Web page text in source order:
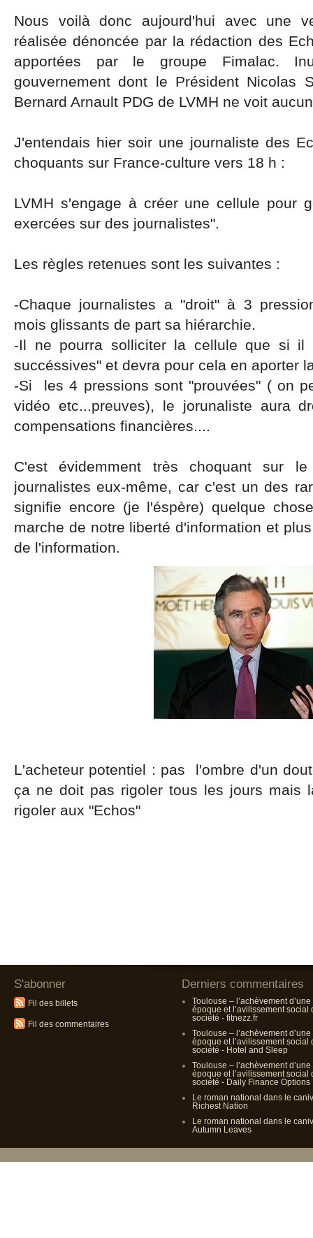
Nous voilà donc aujourd'hui avec une
réalisée dénoncée par la rédaction des
apportées par le groupe Fimalac.
gouvernement dont le Président Nicolas
Bernard Arnault PDG de LVMH ne voit
J'entendais hier soir une journaliste des
choquants sur France-culture vers 18 h :
LVMH s'engage à créer une cellule pour
exercées sur des journalistes".
Les règles retenues sont les suivantes :
-Chaque journalistes a "droit" à 3
mois glissants de part sa hiérarchie.
-Il ne pourra solliciter la cellule que si
succéssives" et devra pour cela en aporter
-Si les 4 pressions sont "prouvées" ( on
vidéo etc...preuves), le jorunaliste aura
compensations financières....
C'est évidemment très choquant sur
journalistes eux-même, car c'est un des
signifie encore (je l'éspère) quelque
marche de notre liberté d'information et
de l'information.
L'acheteur potentiel : pas l'ombre d'un
ça ne doit pas rigoler tous les jours mais
rigoler aux "Echos"
S'abonner
Fil des billets
Fil des commentaires
Derniers commentaires
Toulouse – l’achèvement d’une
époque et l’avilissement social
société - fitnezz.fr
Toulouse – l’achèvement d’une
époque et l’avilissement social
société - Hotel and Sleep
Toulouse – l’achèvement d’une
époque et l’avilissement social
société - Daily Finance Options
Le roman national dans le
Richest Nation
Le roman national dans le
Autumn Leaves